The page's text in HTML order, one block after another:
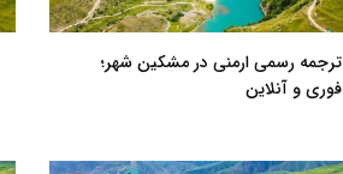
ترجمه رسمی ارمنی در مشکین شهر؛
فوری و آنلاین